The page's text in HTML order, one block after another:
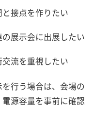
接点を作りたい
展示会に出展したい
流を重視したい
行う場合は、会場の
源容量を事前に確認